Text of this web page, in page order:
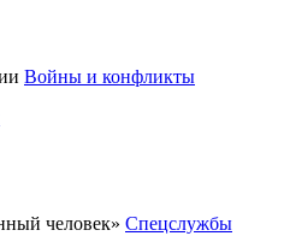
Войны и конфликты
Спецслужбы